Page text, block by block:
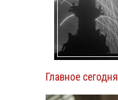
Главное сегодня